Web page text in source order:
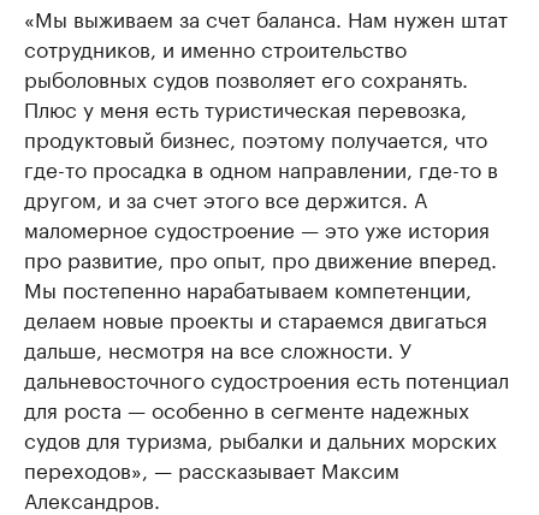
«Мы выживаем за счет баланса. Нам нужен штат
сотрудников, и именно строительство
рыболовных судов позволяет его сохранять.
Плюс у меня есть туристическая перевозка,
продуктовый бизнес, поэтому получается, что
где-то просадка в одном направлении, где-то в
другом, и за счет этого все держится. А
маломерное судостроение — это уже история
про развитие, про опыт, про движение вперед.
Мы постепенно нарабатываем компетенции,
делаем новые проекты и стараемся двигаться
дальше, несмотря на все сложности. У
дальневосточного судостроения есть потенциал
для роста — особенно в сегменте надежных
судов для туризма, рыбалки и дальних морских
переходов», — рассказывает Максим
Александров.